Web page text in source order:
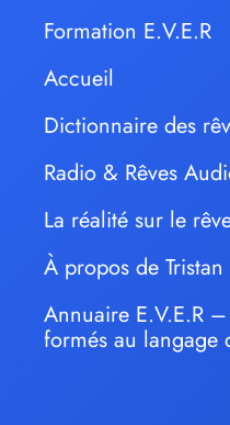
Formation E.V.E.R
Accueil
Dictionnaire des
Radio & Rêves
La réalité sur le
À propos de Tristan
Annuaire E.V.E.R
formés au langage